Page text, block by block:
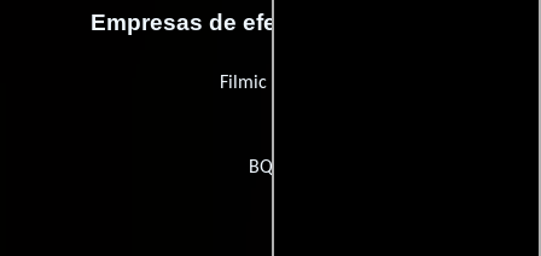
Empresas de efectos especiales
Filmic Media
BQHL